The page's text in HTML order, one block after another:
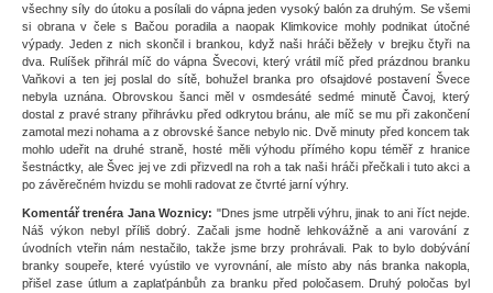
všechny síly do útoku a posílali do vápna jeden vysoký balón za druhým. Se všemi
si obrana v čele s Bačou poradila a naopak Klimkovice mohly podnikat útočné
výpady. Jeden z nich skončil i brankou, když naši hráči běžely v brejku čtyři na
dva. Rulíšek přihrál míč do vápna Švecovi, který vrátil míč před prázdnou branku
Vaňkovi a ten jej poslal do sítě, bohužel branka pro ofsajdové postavení Švece
nebyla uznána. Obrovskou šanci měl v osmdesáté sedmé minutě Čavoj, který
dostal z pravé strany přihrávku před odkrytou bránu, ale míč se mu při zakončení
zamotal mezi nohama a z obrovské šance nebylo nic. Dvě minuty před koncem tak
mohlo udeřit na druhé straně, hosté měli výhodu přímého kopu téměř z hranice
šestnáctky, ale Švec jej ve zdi přizvedl na roh a tak naši hráči přečkali i tuto akci a
po závěrečném hvizdu se mohli radovat ze čtvrté jarní výhry.
Komentář trenéra Jana Woznicy: "Dnes jsme utrpěli výhru, jinak to ani říct nejde.
Náš výkon nebyl příliš dobrý. Začali jsme hodně lehkovážně a ani varování z
úvodních vteřin nám nestačilo, takže jsme brzy prohrávali. Pak to bylo dobývání
branky soupeře, které vyústilo ve vyrovnání, ale místo aby nás branka nakopla,
přišel zase útlum a zaplaťpánbůh za branku před poločasem. Druhý poločas byl